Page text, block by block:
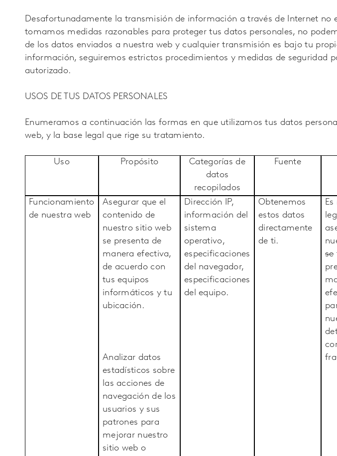
Desafortunadamente la transmisión de información a través de Internet no
tomamos medidas razonables para proteger tus datos personales, no
de los datos enviados a nuestra web y cualquier transmisión es bajo tu
información, seguiremos estrictos procedimientos y medidas de seguridad
autorizado.
USOS DE TUS DATOS PERSONALES
Enumeramos a continuación las formas en que utilizamos tus datos
web, y la base legal que rige su tratamiento.
Uso Propósito
Categorías de
datos
recopilados
Fuente
Funcionamiento
de nuestra web
Asegurar que el
contenido de
nuestro sitio web
se presenta de
manera efectiva,
de acuerdo con
tus equipos
informáticos y tu
ubicación.
Analizar datos
estadísticos sobre
las acciones de
navegación de los
usuarios y sus
patrones para
mejorar nuestro
sitio web o
Dirección IP,
información del
sistema
operativo,
especificaciones
del navegador,
especificaciones
del equipo.
Obtenemos
estos datos
directamente
de ti.
se